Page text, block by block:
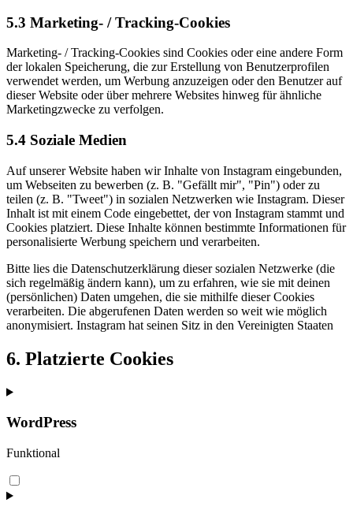
5.3 Marketing- / Tracking-Cookies
Marketing- / Tracking-Cookies sind Cookies oder eine andere Form
der lokalen Speicherung, die zur Erstellung von Benutzerprofilen
verwendet werden, um Werbung anzuzeigen oder den Benutzer auf
dieser Website oder über mehrere Websites hinweg für ähnliche
Marketingzwecke zu verfolgen.
5.4 Soziale Medien
Auf unserer Website haben wir Inhalte von Instagram eingebunden,
um Webseiten zu bewerben (z. B. "Gefällt mir", "Pin") oder zu
teilen (z. B. "Tweet") in sozialen Netzwerken wie Instagram. Dieser
Inhalt ist mit einem Code eingebettet, der von Instagram stammt und
Cookies platziert. Diese Inhalte können bestimmte Informationen für
personalisierte Werbung speichern und verarbeiten.
Bitte lies die Datenschutzerklärung dieser sozialen Netzwerke (die
sich regelmäßig ändern kann), um zu erfahren, wie sie mit deinen
(persönlichen) Daten umgehen, die sie mithilfe dieser Cookies
verarbeiten. Die abgerufenen Daten werden so weit wie möglich
anonymisiert. Instagram hat seinen Sitz in den Vereinigten Staaten
6. Platzierte Cookies
WordPress
Funktional
Consent
to